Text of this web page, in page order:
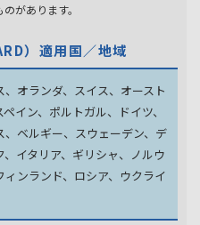
があります。
）適用国／地域
、オランダ、スイス、オースト
イン、 ポルトガル、ドイツ、
、ベルギー、スウェーデン、 デ
、イタリア、ギリシャ、ノルウ
ンランド、 ロシア、ウクライ